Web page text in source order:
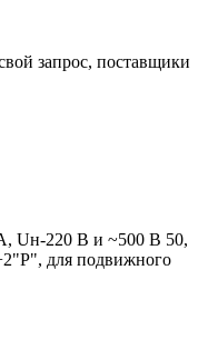
запрос, поставщики
Uн-220 В и ~500 В 50,
для подвижного